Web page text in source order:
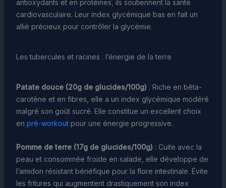
antioxydants et en protéines, ils soutiennent la santé
cardiovasculaire. Leur index glycémique bas en fait un
allié précieux pour contrôler la glycémie.
Les tubercules et racines : l’énergie de la terre
Patate douce (20g de glucides/100g) : Riche en bêta-
carotène et en fibres, elle a un index glycémique modéré
malgré son goût sucré. Elle constitue un excellent choix
en pré-workoutpour une énergie progressive.
Pomme de terre (17g de glucides/100g) : Cuite avec la
peau et consommée froide en salade, elle développe de
l’amidon résistant bénéfique pour la flore intestinale. Évite
les fritures qui augmentent drastiquement son index